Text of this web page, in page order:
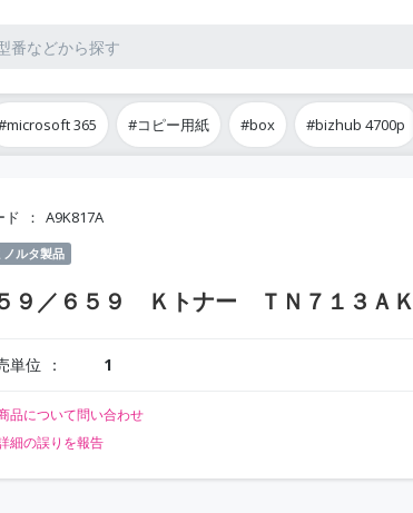
365 #コピー用紙 #box #bizhub 4700p
ド A9K817A
ノルタ製品
９／６５９ Ｋトナー ＴＮ７１３ＡＫ
単位 1
品について問い合わせ
細の誤りを報告